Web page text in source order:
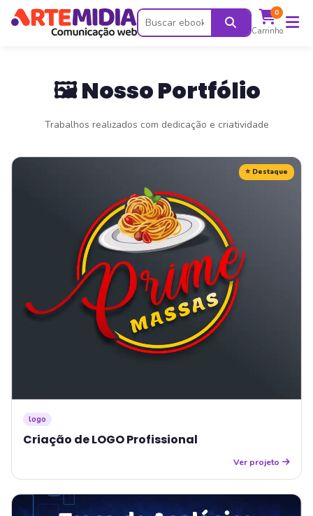
0
Carrinho
🖼️ Nosso Portfólio
Trabalhos realizados com dedicação e criatividade
⭐ Destaque
logo
Criação de LOGO Profissional
Ver projeto